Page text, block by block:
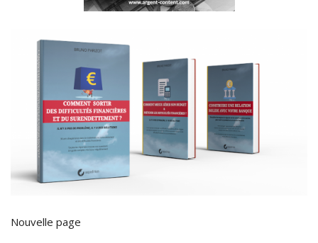
Nouvelle page